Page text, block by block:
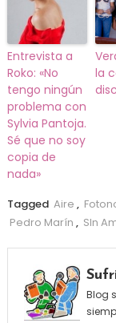
Entrevista a
Roko: «No
tengo ningún
problema con
Sylvia Pantoja.
Sé que no soy
copia de
nada»
la
Tagged Aire ,
Pedro Marín , SIn
Blog